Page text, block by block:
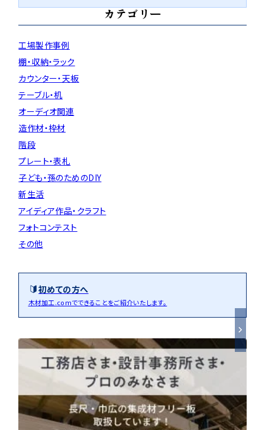
カテゴリー
工場製作事例
棚・収納・ラック
カウンター・天板
テーブル・机
オーディオ関連
造作材・枠材
階段
プレート・表札
子ども・孫のためのDIY
新生活
アイディア作品・クラフト
フォトコンテスト
その他
初めての方へ
木材加工.comでできることをご紹介いたします。